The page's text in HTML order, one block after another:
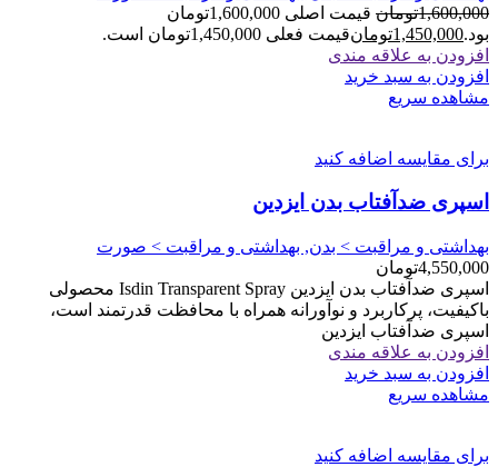
1,600,000تومان
قیمت اصلی 1,600,000تومان
بود.1,450,000تومانقیمت فعلی 1,450,000تومان است.
افزودن به علاقه مندی
افزودن به سبد خرید
مشاهده سریع
برای مقایسه اضافه کنید
اسپری ضدآفتاب بدن ایزدین
بهداشتی و مراقبت > بدن, بهداشتی و مراقبت > صورت
4,550,000تومان
اسپری ضدآفتاب بدن ایزدین Isdin Transparent Spray محصولی
باکیفیت، پرکاربرد و نوآورانه همراه با محافظت قدرتمند است،
اسپری ضدآفتاب ایزدین
افزودن به علاقه مندی
افزودن به سبد خرید
مشاهده سریع
برای مقایسه اضافه کنید